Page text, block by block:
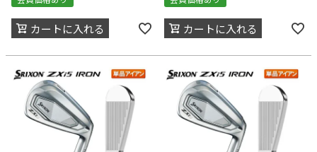
カートに入れる カートに入れる